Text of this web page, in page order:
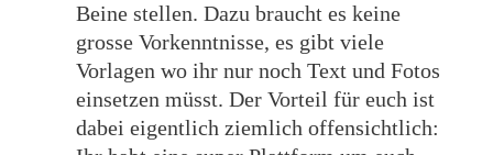
Beine stellen. Dazu braucht es keine
grosse Vorkenntnisse, es gibt viele
Vorlagen wo ihr nur noch Text und Fotos
einsetzen müsst. Der Vorteil für euch ist
dabei eigentlich ziemlich offensichtlich: